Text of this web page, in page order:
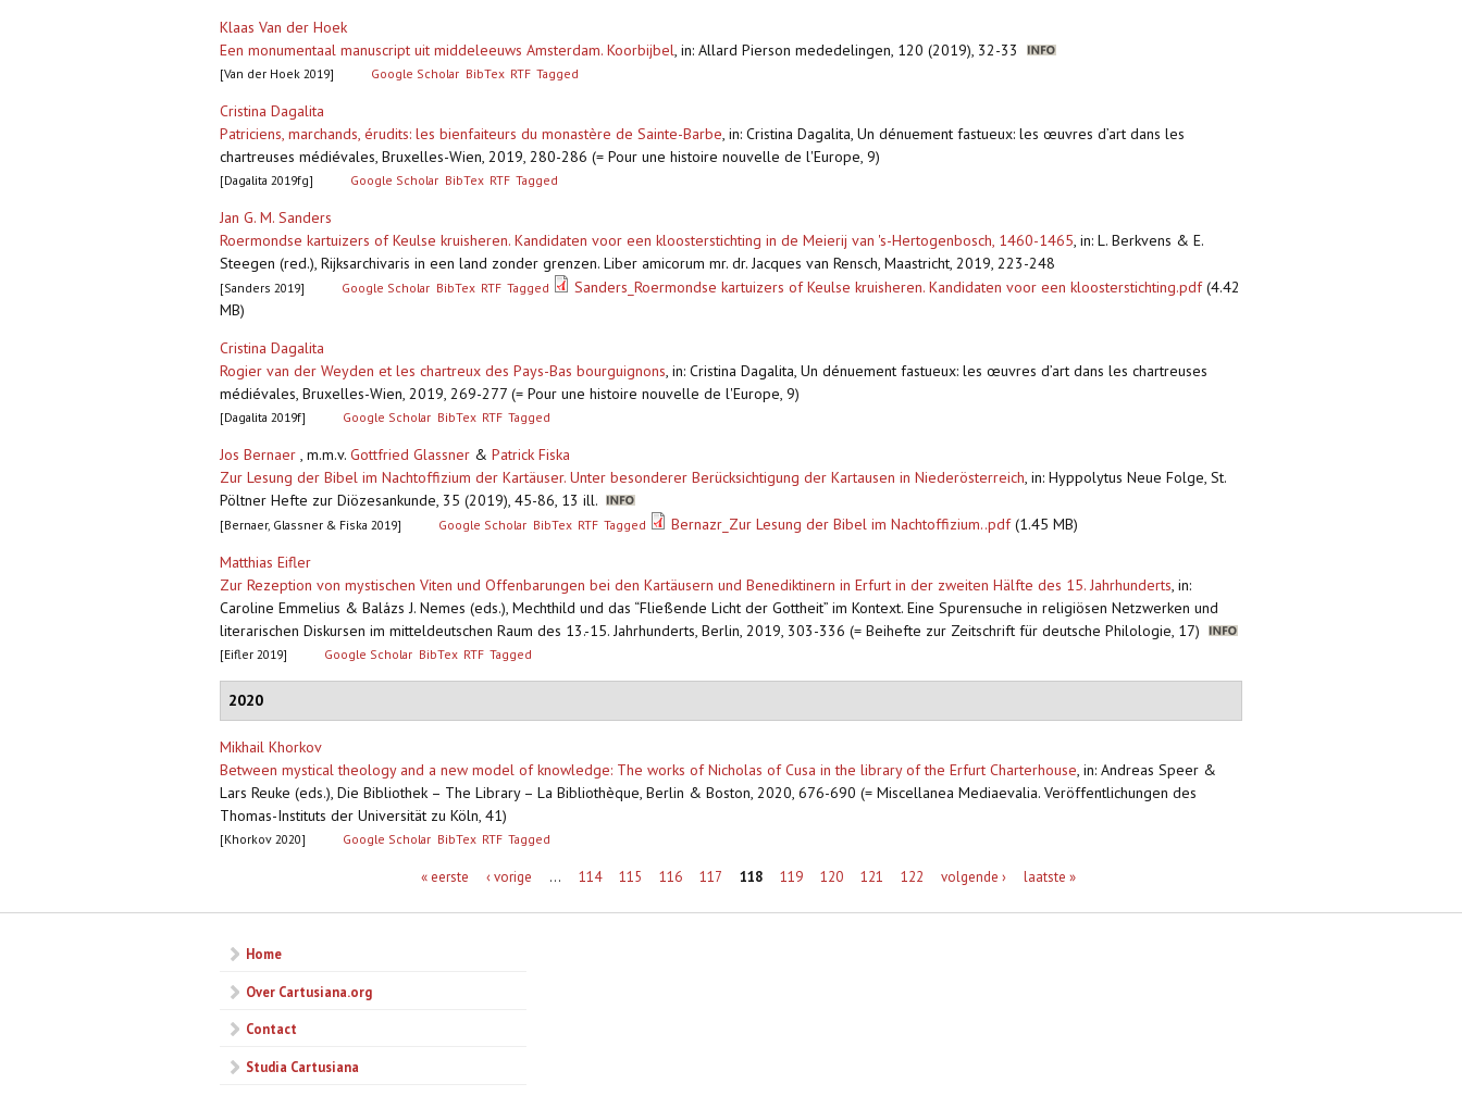
Klaas Van der Hoek
Een monumentaal manuscript uit middeleeuws Amsterdam. Koorbijbel, in: Allard Pierson mededelingen, 120 (2019), 32-33
[Van der Hoek 2019] Google Scholar BibTex RTF Tagged
Cristina Dagalita
Patriciens, marchands, érudits: les bienfaiteurs du monastère de Sainte-Barbe, in: Cristina Dagalita, Un dénuement fastueux: les œuvres d’art dans les
chartreuses médiévales, Bruxelles-Wien, 2019, 280-286 (= Pour une histoire nouvelle de l'Europe, 9)
[Dagalita 2019fg] Google Scholar BibTex RTF Tagged
Jan G. M. Sanders
Roermondse kartuizers of Keulse kruisheren. Kandidaten voor een kloosterstichting in de Meierij van 's-Hertogenbosch, 1460-1465, in: L. Berkvens & E.
Steegen (red.), Rijksarchivaris in een land zonder grenzen. Liber amicorum mr. dr. Jacques van Rensch, Maastricht, 2019, 223-248
[Sanders 2019] Google Scholar BibTex RTF Tagged Sanders_Roermondse kartuizers of Keulse kruisheren. Kandidaten voor een kloosterstichting.pdf(4.42
MB)
Cristina Dagalita
Rogier van der Weyden et les chartreux des Pays-Bas bourguignons, in: Cristina Dagalita, Un dénuement fastueux: les œuvres d’art dans les chartreuses
médiévales, Bruxelles-Wien, 2019, 269-277 (= Pour une histoire nouvelle de l'Europe, 9)
[Dagalita 2019f] Google Scholar BibTex RTF Tagged
Jos Bernaer , m.m.v. Gottfried Glassner & Patrick Fiska
Zur Lesung der Bibel im Nachtoffizium der Kartäuser. Unter besonderer Berücksichtigung der Kartausen in Niederösterreich, in: Hyppolytus Neue Folge, St.
Pöltner Hefte zur Diözesankunde, 35 (2019), 45-86, 13 ill.
[Bernaer, Glassner & Fiska 2019] Google Scholar BibTex RTF Tagged Bernazr_Zur Lesung der Bibel im Nachtoffizium..pdf(1.45 MB)
Matthias Eifler
Zur Rezeption von mystischen Viten und Offenbarungen bei den Kartäusern und Benediktinern in Erfurt in der zweiten Hälfte des 15. Jahrhunderts, in:
Caroline Emmelius & Balázs J. Nemes (eds.), Mechthild und das “Fließende Licht der Gottheit” im Kontext. Eine Spurensuche in religiösen Netzwerken und
literarischen Diskursen im mitteldeutschen Raum des 13.-15. Jahrhunderts, Berlin, 2019, 303-336 (= Beihefte zur Zeitschrift für deutsche Philologie, 17)
[Eifler 2019] Google Scholar BibTex RTF Tagged
2020
Mikhail Khorkov
Between mystical theology and a new model of knowledge: The works of Nicholas of Cusa in the library of the Erfurt Charterhouse, in: Andreas Speer &
Lars Reuke (eds.), Die Bibliothek – The Library – La Bibliothèque, Berlin & Boston, 2020, 676-690 (= Miscellanea Mediaevalia. Veröffentlichungen des
Thomas-Instituts der Universität zu Köln, 41)
[Khorkov 2020] Google Scholar BibTex RTF Tagged
« eerste ‹ vorige … 114 115 116 117 118 119 120 121 122 volgende › laatste »
Home
Over Cartusiana.org
Contact
Studia Cartusiana